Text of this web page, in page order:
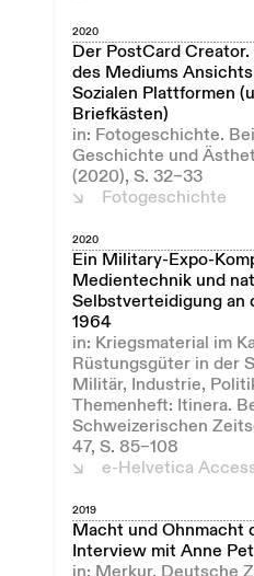
2020
Der PostCard
des Mediums
Sozialen Plattformen
Briefkästen)
in: Fotogeschichte.
Geschichte und
(2020), S. 32–33
Fotogeschichte
2020
Ein Military-Expo-
Medientechnik und
Selbstverteidigung an
1964
in: Kriegsmaterial im
Rüstungsgüter in der
Militär, Industrie,
Themenheft: Itinera.
Schweizerischen
47, S. 85–108
e-Helvetica
2019
Macht und Ohnmacht
Interview mit Anne